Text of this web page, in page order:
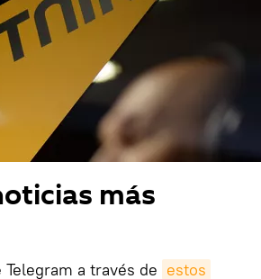
más
a través de estos